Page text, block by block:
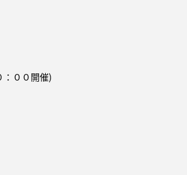
：００開催)